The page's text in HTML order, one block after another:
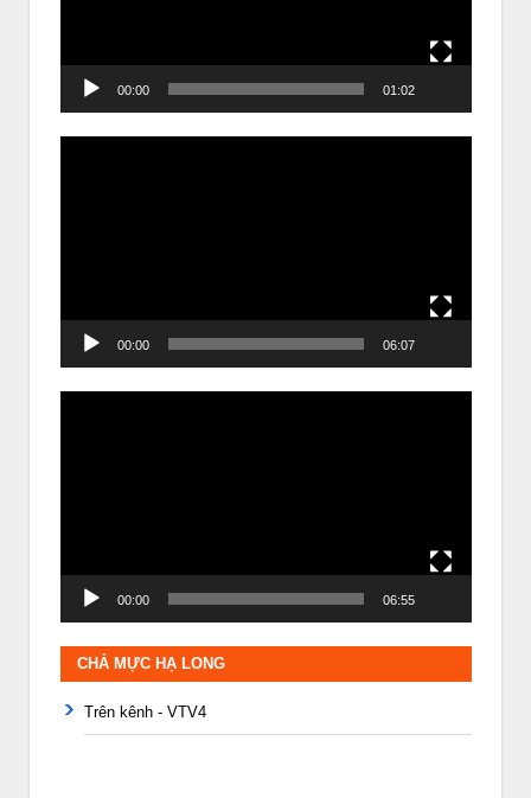
00:00 01:02
00:00 06:07
00:00 06:55
CHẢ MỰC HẠ LONG
Trên kênh - VTV4